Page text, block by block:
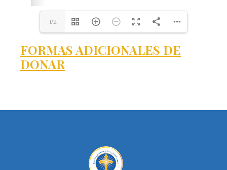
FORMAS ADICIONALES DE
DONAR
1/2